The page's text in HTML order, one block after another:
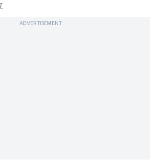
ADVERTISEMENT